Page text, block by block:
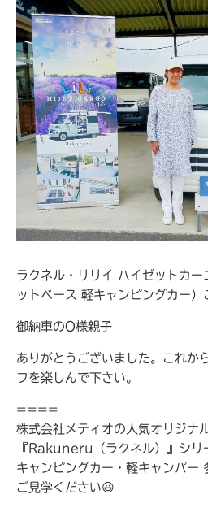
ラクネル・リリイ ハイゼットカ
ットベース 軽キャンピングカー）
御納車のO様親子
ありがとうございました。これか
フを楽しんで下さい。
====
株式会社メティオの人気オリジナ
『Rakuneru（ラクネル）』シリ
キャンピングカー・軽キャンパー
ご見学ください😃